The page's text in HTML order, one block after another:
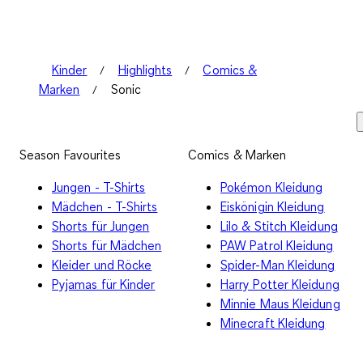
Kinder Highlights
Comics &
Marken
Sonic
Season Favourites
Jungen - T-Shirts
Mädchen - T-Shirts
Shorts für Jungen
Shorts für Mädchen
Kleider und Röcke
Pyjamas für Kinder
Comics & Marken
Pokémon Kleidung
Eiskönigin Kleidung
Lilo & Stitch Kleidung
PAW Patrol Kleidung
Spider-Man Kleidung
Harry Potter Kleidung
Minnie Maus Kleidung
Minecraft Kleidung